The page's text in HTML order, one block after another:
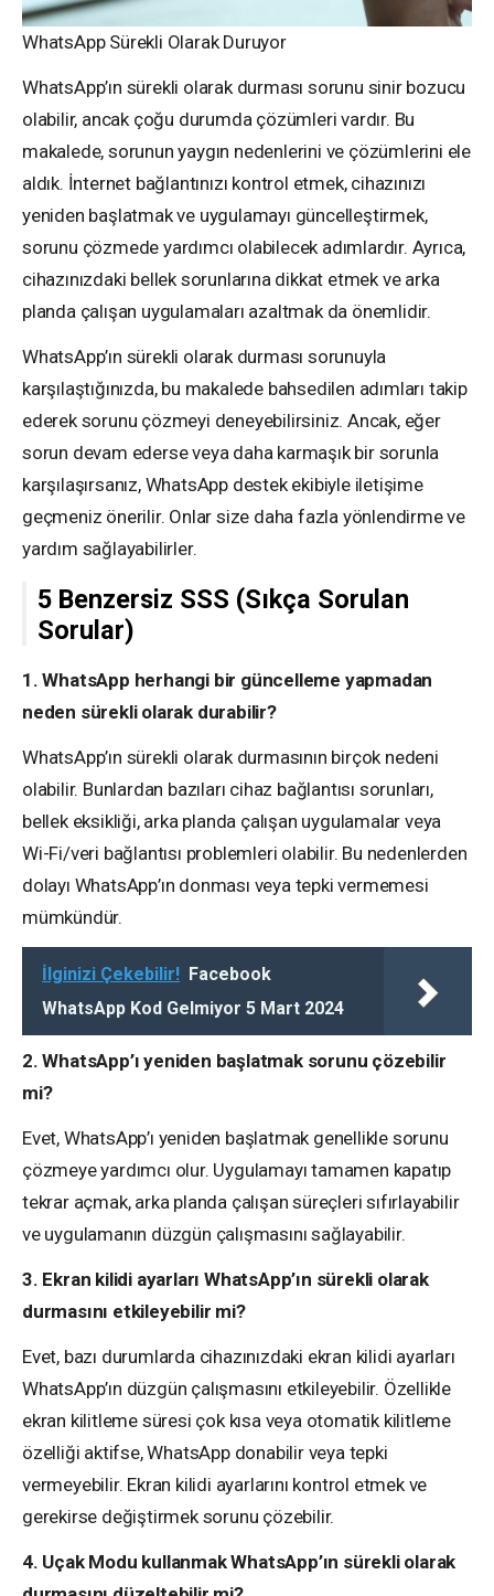
WhatsApp Sürekli Olarak Duruyor
WhatsApp’ın sürekli olarak durması sorunu sinir bozucu
olabilir, ancak çoğu durumda çözümleri vardır. Bu
makalede, sorunun yaygın nedenlerini ve çözümlerini ele
aldık. İnternet bağlantınızı kontrol etmek, cihazınızı
yeniden başlatmak ve uygulamayı güncelleştirmek,
sorunu çözmede yardımcı olabilecek adımlardır. Ayrıca,
cihazınızdaki bellek sorunlarına dikkat etmek ve arka
planda çalışan uygulamaları azaltmak da önemlidir.
WhatsApp’ın sürekli olarak durması sorunuyla
karşılaştığınızda, bu makalede bahsedilen adımları takip
ederek sorunu çözmeyi deneyebilirsiniz. Ancak, eğer
sorun devam ederse veya daha karmaşık bir sorunla
karşılaşırsanız, WhatsApp destek ekibiyle iletişime
geçmeniz önerilir. Onlar size daha fazla yönlendirme ve
yardım sağlayabilirler.
5 Benzersiz SSS (Sıkça Sorulan
Sorular)
1. WhatsApp herhangi bir güncelleme yapmadan
neden sürekli olarak durabilir?
WhatsApp’ın sürekli olarak durmasının birçok nedeni
olabilir. Bunlardan bazıları cihaz bağlantısı sorunları,
bellek eksikliği, arka planda çalışan uygulamalar veya
Wi-Fi/veri bağlantısı problemleri olabilir. Bu nedenlerden
dolayı WhatsApp’ın donması veya tepki vermemesi
mümkündür.
İlginizi Çekebilir! Facebook
WhatsApp Kod Gelmiyor 5 Mart 2024
2. WhatsApp’ı yeniden başlatmak sorunu çözebilir
mi?
Evet, WhatsApp’ı yeniden başlatmak genellikle sorunu
çözmeye yardımcı olur. Uygulamayı tamamen kapatıp
tekrar açmak, arka planda çalışan süreçleri sıfırlayabilir
ve uygulamanın düzgün çalışmasını sağlayabilir.
3. Ekran kilidi ayarları WhatsApp’ın sürekli olarak
durmasını etkileyebilir mi?
Evet, bazı durumlarda cihazınızdaki ekran kilidi ayarları
WhatsApp’ın düzgün çalışmasını etkileyebilir. Özellikle
ekran kilitleme süresi çok kısa veya otomatik kilitleme
özelliği aktifse, WhatsApp donabilir veya tepki
vermeyebilir. Ekran kilidi ayarlarını kontrol etmek ve
gerekirse değiştirmek sorunu çözebilir.
4. Uçak Modu kullanmak WhatsApp’ın sürekli olarak